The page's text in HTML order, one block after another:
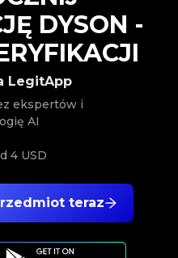
teraz
LegitApp
ekspertów i
AI
4 USD
DYSON -